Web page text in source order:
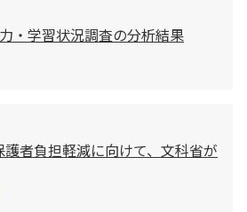
・学習状況調査の分析結果
者負担軽減に向けて、文科省が